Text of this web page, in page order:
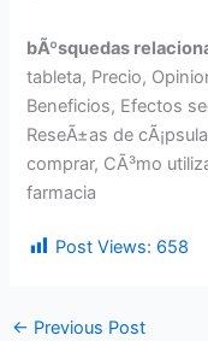
bÃºsquedas
tableta, Precio,
Beneficios, Efectos
ReseÃ±as de
comprar, CÃ³mo
farmacia
Post Views: 658
← Previous Post